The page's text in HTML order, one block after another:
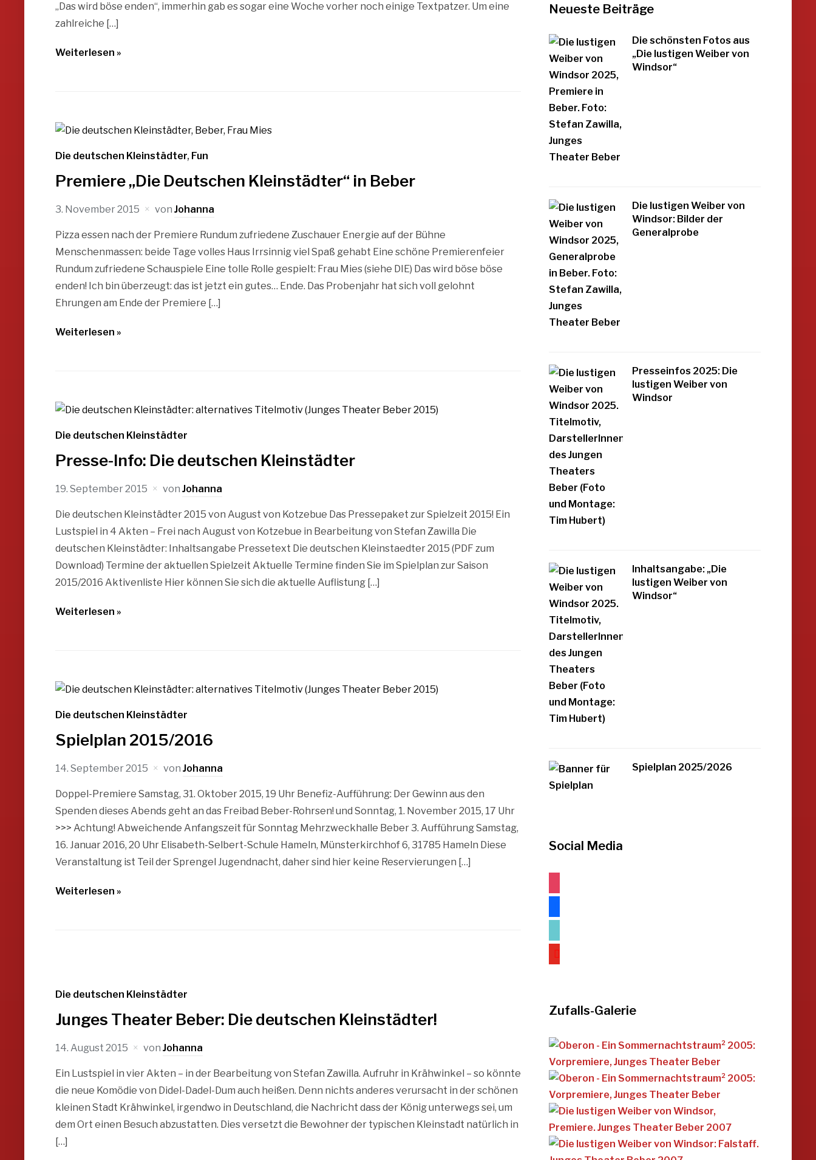
„Das wird böse enden“, immerhin gab es sogar eine Woche vorher noch einige Textpatzer. Um eine
zahlreiche […]
Weiterlesen »
Die deutschen Kleinstädter, Fun
Premiere „Die Deutschen Kleinstädter“ in Beber
3. November 2015 von Johanna
Pizza essen nach der Premiere Rundum zufriedene Zuschauer Energie auf der Bühne
Menschenmassen: beide Tage volles Haus Irrsinnig viel Spaß gehabt Eine schöne Premierenfeier
Rundum zufriedene Schauspiele Eine tolle Rolle gespielt: Frau Mies (siehe DIE) Das wird böse böse
enden! Ich bin überzeugt: das ist jetzt ein gutes… Ende. Das Probenjahr hat sich voll gelohnt
Ehrungen am Ende der Premiere […]
Weiterlesen »
Die deutschen Kleinstädter
Presse-Info: Die deutschen Kleinstädter
19. September 2015 von Johanna
Die deutschen Kleinstädter 2015 von August von Kotzebue Das Pressepaket zur Spielzeit 2015! Ein
Lustspiel in 4 Akten – Frei nach August von Kotzebue in Bearbeitung von Stefan Zawilla Die
deutschen Kleinstädter: Inhaltsangabe Pressetext Die deutschen Kleinstaedter 2015 (PDF zum
Download) Termine der aktuellen Spielzeit Aktuelle Termine finden Sie im Spielplan zur Saison
2015/2016 Aktivenliste Hier können Sie sich die aktuelle Auflistung […]
Weiterlesen »
Die deutschen Kleinstädter
Spielplan 2015/2016
14. September 2015 von Johanna
Doppel-Premiere Samstag, 31. Oktober 2015, 19 Uhr Benefiz-Aufführung: Der Gewinn aus den
Spenden dieses Abends geht an das Freibad Beber-Rohrsen! und Sonntag, 1. November 2015, 17 Uhr
>>> Achtung! Abweichende Anfangszeit für Sonntag Mehrzweckhalle Beber 3. Aufführung Samstag,
16. Januar 2016, 20 Uhr Elisabeth-Selbert-Schule Hameln, Münsterkirchhof 6, 31785 Hameln Diese
Veranstaltung ist Teil der Sprengel Jugendnacht, daher sind hier keine Reservierungen […]
Weiterlesen »
Die deutschen Kleinstädter
Junges Theater Beber: Die deutschen Kleinstädter!
14. August 2015 von Johanna
Ein Lustspiel in vier Akten – in der Bearbeitung von Stefan Zawilla. Aufruhr in Krähwinkel – so könnte
die neue Komödie von Didel-Dadel-Dum auch heißen. Denn nichts anderes verursacht in der schönen
kleinen Stadt Krähwinkel, irgendwo in Deutschland, die Nachricht dass der König unterwegs sei, um
dem Ort einen Besuch abzustatten. Dies versetzt die Bewohner der typischen Kleinstadt natürlich in
[…]
Neueste Beiträge
Die schönsten Fotos aus
„Die lustigen Weiber von
Windsor“
Die lustigen Weiber von
Windsor: Bilder der
Generalprobe
Presseinfos 2025: Die
lustigen Weiber von
Windsor
Inhaltsangabe: „Die
lustigen Weiber von
Windsor“
Spielplan 2025/2026
Social Media
youtube
Zufalls-Galerie